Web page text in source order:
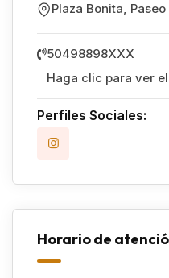
Plaza Bonita,
50498898XXX
Haga clic para ver
Perfiles Sociales:
Horario de